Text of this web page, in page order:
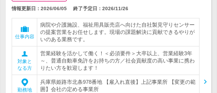
情報更新日：2026/06/05 終了予定日： 2026/11/26
仕事内容
病院や介護施設、福祉用具販売店へ向けた自社製見守りセンサー
の提案営業をお任せします。現場の課題解決に貢献できるやりが
いのある業務です。
対象と
なる方
営業経験を活かして働く！＜必須要件＞大卒以上、営業経験3年
～、普通自動車免許をお持ちの方／社会貢献度の高い事業に携わ
りたい方を歓迎します！
勤務地
兵庫県姫路市北条978番地 【雇入れ直後】上記事業所 【変更の範
囲】会社の定める事業所